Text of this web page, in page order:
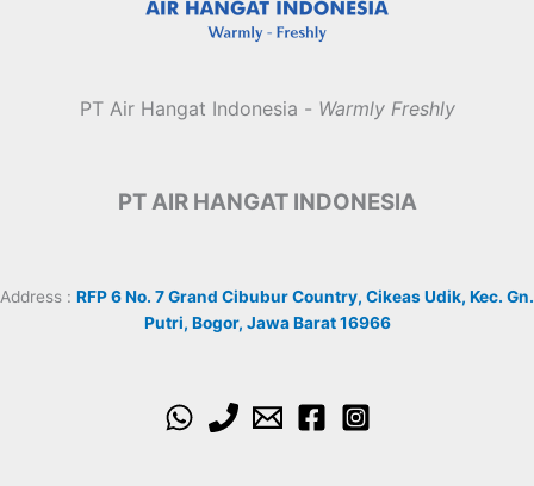
PT Air Hangat Indonesia - Warmly Freshly
PT AIR HANGAT INDONESIA
Address : RFP 6 No. 7 Grand Cibubur Country, Cikeas Udik, Kec. Gn.
Putri, Bogor, Jawa Barat 16966